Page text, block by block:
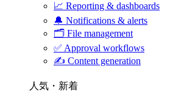
📈 Reporting & dashboards
🔔 Notifications & alerts
🗂️ File management
✅ Approval workflows
✍️ Content generation
人気・新着